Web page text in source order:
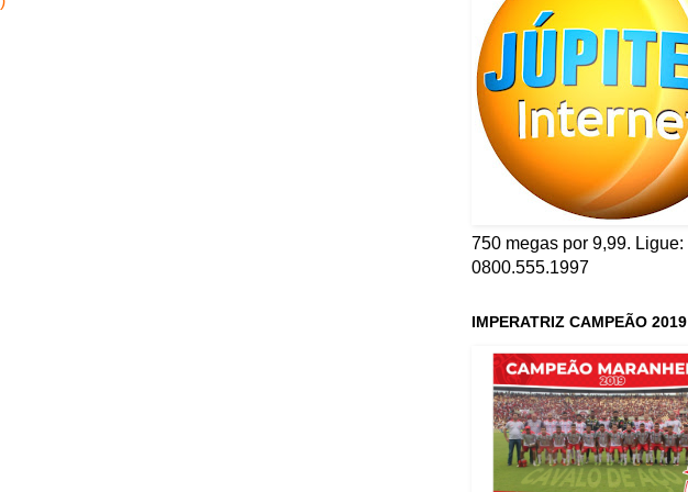
750 megas por 9,99. Ligue:
0800.555.1997
IMPERATRIZ CAMPEÃO 2019